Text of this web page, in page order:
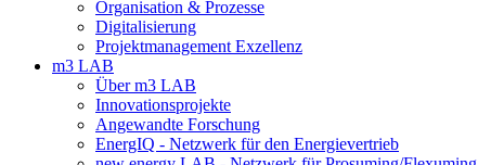
Organisation & Prozesse
Digitalisierung
Projektmanagement Exzellenz
m3 LAB
Über m3 LAB
Innovationsprojekte
Angewandte Forschung
EnergIQ - Netzwerk für den Energievertrieb